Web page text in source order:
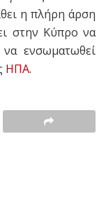
η πλήρη άρση
στην Κύπρο να
ενσωματωθεί
ΗΠΑ.